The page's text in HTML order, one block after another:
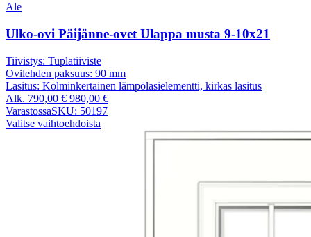
Ale
Ulko-ovi Päijänne-ovet Ulappa musta 9-10x21
Tiivistys: Tuplatiiviste
Ovilehden paksuus: 90 mm
Lasitus: Kolminkertainen lämpölasielementti, kirkas lasitus
Alk. 790,00 € 980,00 €
VarastossaSKU: 50197
Valitse vaihtoehdoista